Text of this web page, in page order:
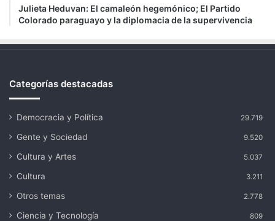
Julieta Heduvan: El camaleón hegemónico; El Partido
Colorado paraguayo y la diplomacia de la supervivencia
Categorías destacadas
Democracia y Política 29.719
Gente y Sociedad 9.520
Cultura y Artes 5.037
Cultura 3.211
Otros temas 2.778
Ciencia y Tecnología 809